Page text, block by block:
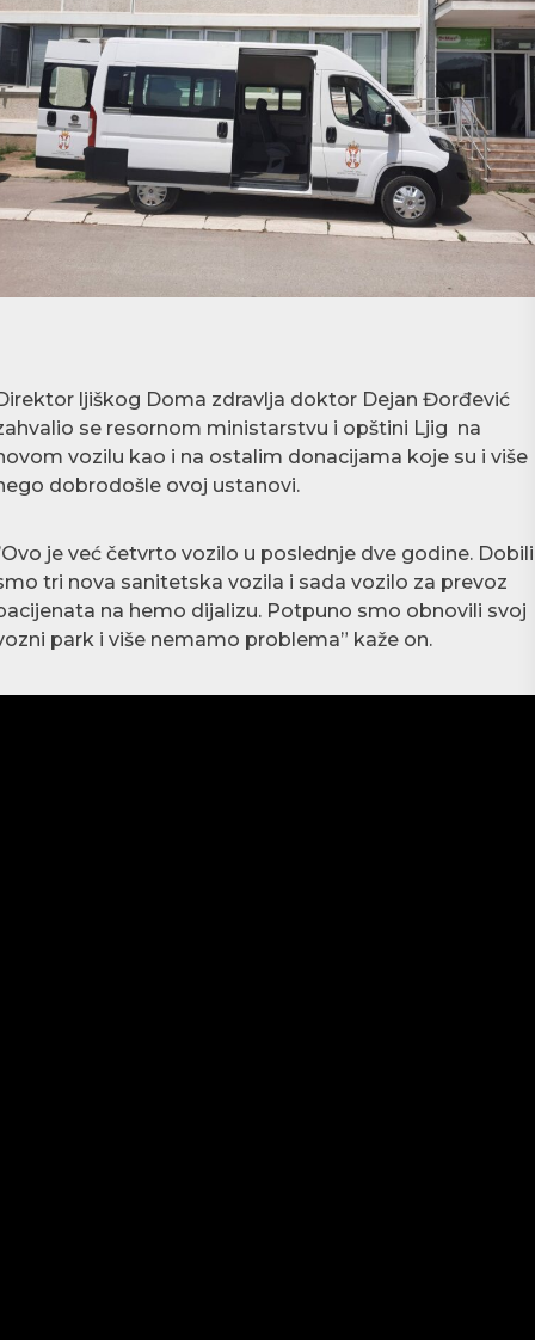
ljiškog Doma zdravlja doktor Dejan Đorđević
se resornom ministarstvu i opštini Ljig na
vozilu kao i na ostalim donacijama koje su i više
dobrodošle ovoj ustanovi.
je već četvrto vozilo u poslednje dve godine. Dobili
tri nova sanitetska vozila i sada vozilo za prevoz
na hemo dijalizu. Potpuno smo obnovili svoj
park i više nemamo problema” kaže on.